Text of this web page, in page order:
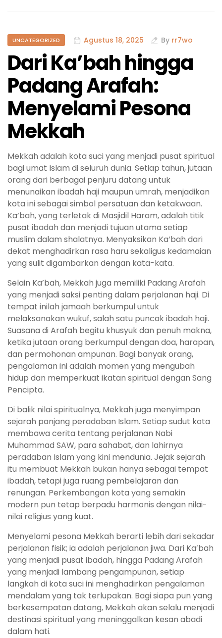
UNCATEGORIZED Agustus 18, 2025 By rr7wo
Dari Ka’bah hingga
Padang Arafah:
Menyelami Pesona
Mekkah
Mekkah adalah kota suci yang menjadi pusat spiritual
bagi umat Islam di seluruh dunia. Setiap tahun, jutaan
orang dari berbagai penjuru datang untuk
menunaikan ibadah haji maupun umrah, menjadikan
kota ini sebagai simbol persatuan dan ketakwaan.
Ka’bah, yang terletak di Masjidil Haram, adalah titik
pusat ibadah dan menjadi tujuan utama setiap
muslim dalam shalatnya. Menyaksikan Ka’bah dari
dekat menghadirkan rasa haru sekaligus kedamaian
yang sulit digambarkan dengan kata-kata.
Selain Ka’bah, Mekkah juga memiliki Padang Arafah
yang menjadi saksi penting dalam perjalanan haji. Di
tempat inilah jamaah berkumpul untuk
melaksanakan wukuf, salah satu puncak ibadah haji.
Suasana di Arafah begitu khusyuk dan penuh makna,
ketika jutaan orang berkumpul dengan doa, harapan,
dan permohonan ampunan. Bagi banyak orang,
pengalaman ini adalah momen yang mengubah
hidup dan memperkuat ikatan spiritual dengan Sang
Pencipta.
Di balik nilai spiritualnya, Mekkah juga menyimpan
sejarah panjang peradaban Islam. Setiap sudut kota
membawa cerita tentang perjalanan Nabi
Muhammad SAW, para sahabat, dan lahirnya
peradaban Islam yang kini mendunia. Jejak sejarah
itu membuat Mekkah bukan hanya sebagai tempat
ibadah, tetapi juga ruang pembelajaran dan
renungan. Perkembangan kota yang semakin
modern pun tetap berpadu harmonis dengan nilai-
nilai religius yang kuat.
Menyelami pesona Mekkah berarti lebih dari sekadar
perjalanan fisik; ia adalah perjalanan jiwa. Dari Ka’bah
yang menjadi pusat ibadah, hingga Padang Arafah
yang menjadi lambang pengampunan, setiap
langkah di kota suci ini menghadirkan pengalaman
mendalam yang tak terlupakan. Bagi siapa pun yang
berkesempatan datang, Mekkah akan selalu menjadi
destinasi spiritual yang meninggalkan kesan abadi
dalam hati.